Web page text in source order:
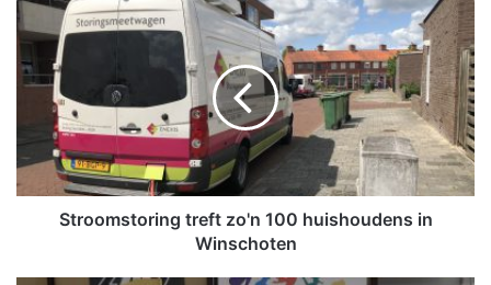
S
t
r
o
m
t
o
Stroomstoring treft zo'n 100 huishoudens in
Winschoten